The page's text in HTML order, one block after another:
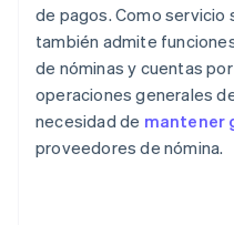
de pagos. Como servicio
también admite
de nóminas y cuentas
operaciones generales
necesidad de mantener
proveedores de nómina.